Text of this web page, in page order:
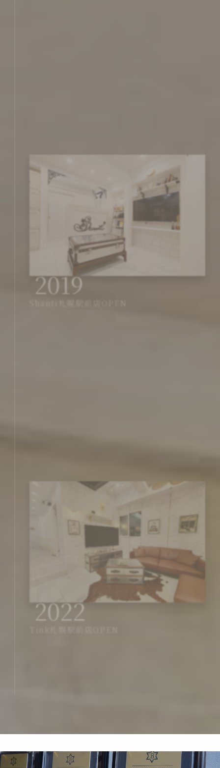
2019
2022